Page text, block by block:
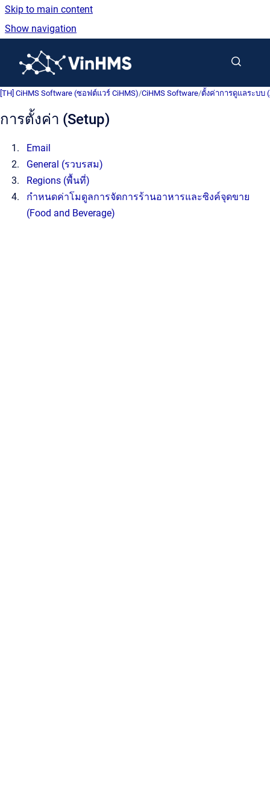
Skip to main content
Show navigation
[TH] CiHMS Software (ซอฟต์แวร์ CiHMS)/CiHMS Software/ตั้งค่าการดูแลระบบ
การตั้งค่า (Setup)
Email
General (รวบรสม)
Regions (พื้นที่)
กำหนดค่าโมดูลการจัดการร้านอาหารและซิงค์จุดขาย
(Food and Beverage)